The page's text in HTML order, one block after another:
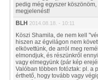
pedig még egyszer
megjelenést!
BLH 2014.08.18. - 10:11
Köszi Shamila, de nem kell
hiszen az égvilágon nem
elkövettünk, de arról meg
elmondjuk, és részünkről
vagy elmegyünk (pár kép
Valóban többen fotóztak: pl. a
érthető, hogy tovább vagy